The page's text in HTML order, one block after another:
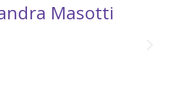
Masotti